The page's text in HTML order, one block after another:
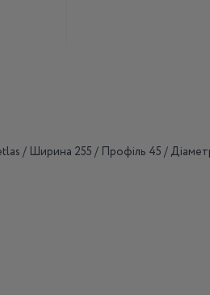
/ Ширина 255 / Профіль 45 /